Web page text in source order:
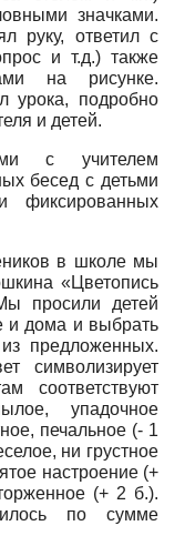
значками.
руку, ответил с
и т.д.) также
на рисунке.
урока, подробно
и детей.
с учителем
бесед с детьми
фиксированных
в школе мы
«Цветопись
просили детей
и дома и выбрать
предложенных.
символизирует
соответствуют
упадочное
печальное (- 1
ни грустное
настроение (+
(+ 2 б.).
по сумме